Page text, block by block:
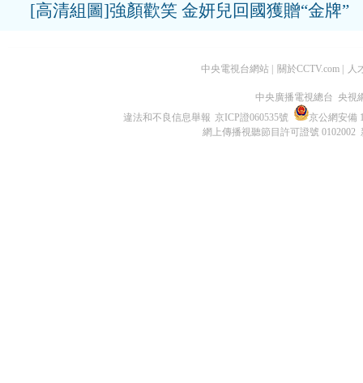
[高清組圖]強顏歡笑 金妍兒回國獲贈“金牌”
中央電視台網站 關於CCTV.com 人
中央廣播電視總台 央視
違法和不良信息舉報 京ICP證060535號
京公網安備
網上傳播視聽節目許可證號 0102002